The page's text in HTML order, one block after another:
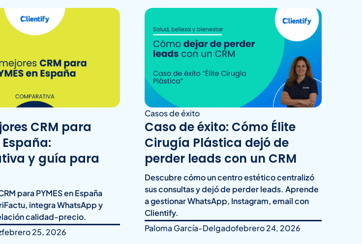
CRM para
España:
y guía para
para PYMES en España
integra WhatsApp y
calidad-precio.
febrero 25, 2026
Casos de éxito
Caso de éxito: Cómo Élite
Cirugía Plástica dejó de
perder leads con un CRM
Descubre cómo un centro estético centralizó
sus consultas y dejó de perder leads. Aprende
a gestionar WhatsApp, Instagram, email con
Clientify.
Paloma García-Delgadofebrero 24, 2026